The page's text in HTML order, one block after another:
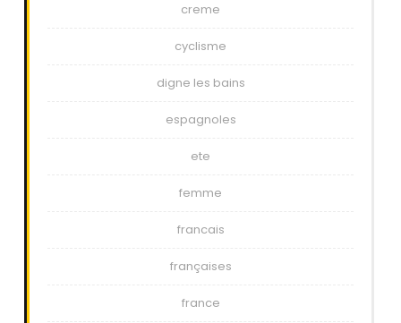
creme
cyclisme
digne les bains
espagnoles
ete
femme
francais
françaises
france